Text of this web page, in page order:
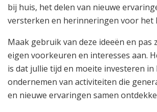
bij huis, het delen van nieuwe
versterken en herinneringen voor het
Maak gebruik van deze ideeën en pas
eigen voorkeuren en interesses aan.
is dat jullie tijd en moeite investeren in
ondernemen van activiteiten die
en nieuwe ervaringen samen